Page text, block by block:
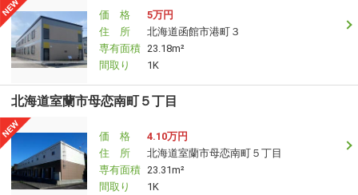
価 格
5万円
住 所
北海道函館市港町３
専有面積 23.18m²
間取り
1K
北海道室蘭市母恋南町５丁目
価 格
4.10万円
住 所
北海道室蘭市母恋南町５丁目
専有面積 23.31m²
間取り
1K